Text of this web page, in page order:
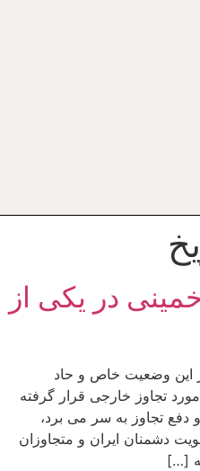
در یکی از
این وضعیت خاص و حاد
تجاوز خارجی قرار گرفته
دفع تجاوز به سر می برد،
دشمنان ایران و متجاوزان
[…]